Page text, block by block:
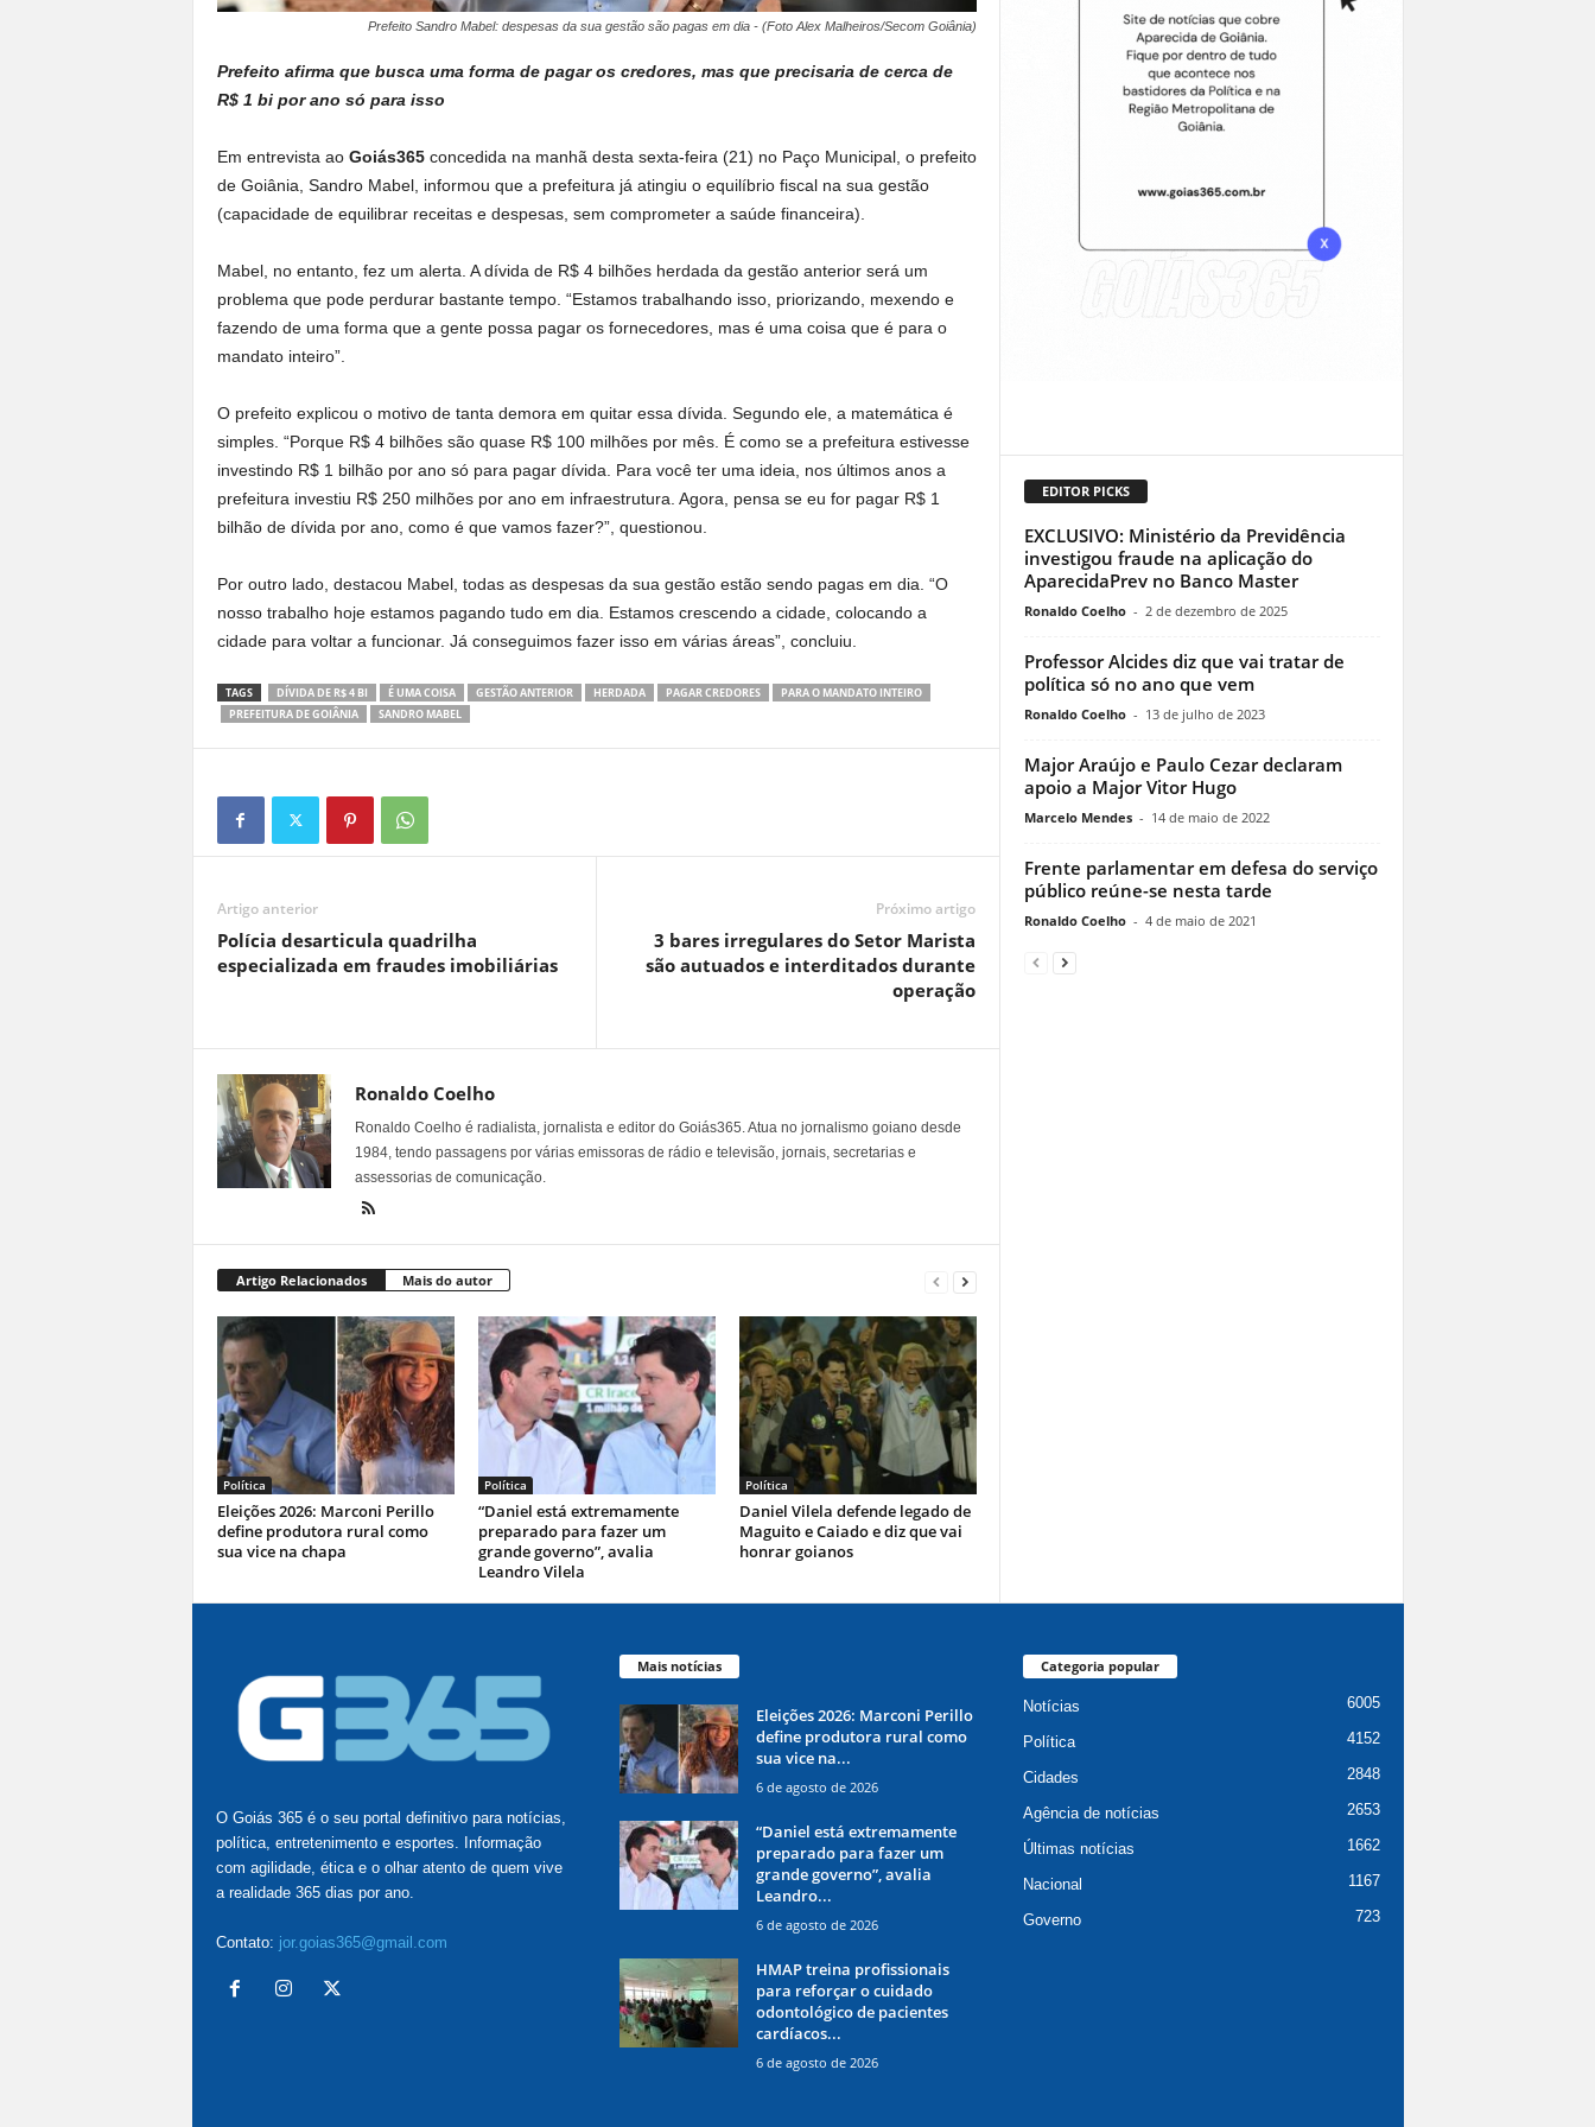
Prefeito Sandro Mabel: despesas da sua gestão são pagas em dia - (Foto Alex Malheiros/Secom Goiânia)
Prefeito afirma que busca uma forma de pagar os credores, mas que precisaria de cerca de
R$ 1 bi por ano só para isso
Em entrevista ao Goiás365concedida na manhã desta sexta-feira (21) no Paço Municipal, o prefeito
de Goiânia, Sandro Mabel, informou que a prefeitura já atingiu o equilíbrio fiscal na sua gestão
(capacidade de equilibrar receitas e despesas, sem comprometer a saúde financeira).
Mabel, no entanto, fez um alerta. A dívida de R$ 4 bilhões herdada da gestão anterior será um
problema que pode perdurar bastante tempo. “Estamos trabalhando isso, priorizando, mexendo e
fazendo de uma forma que a gente possa pagar os fornecedores, mas é uma coisa que é para o
mandato inteiro”.
O prefeito explicou o motivo de tanta demora em quitar essa dívida. Segundo ele, a matemática é
simples. “Porque R$ 4 bilhões são quase R$ 100 milhões por mês. É como se a prefeitura estivesse
investindo R$ 1 bilhão por ano só para pagar dívida. Para você ter uma ideia, nos últimos anos a
prefeitura investiu R$ 250 milhões por ano em infraestrutura. Agora, pensa se eu for pagar R$ 1
bilhão de dívida por ano, como é que vamos fazer?”, questionou.
Por outro lado, destacou Mabel, todas as despesas da sua gestão estão sendo pagas em dia. “O
nosso trabalho hoje estamos pagando tudo em dia. Estamos crescendo a cidade, colocando a
cidade para voltar a funcionar. Já conseguimos fazer isso em várias áreas”, concluiu.
TAGS DÍVIDA DE R$ 4 BI É UMA COISA GESTÃO ANTERIOR HERDADA PAGAR CREDORES
PARA O MANDATO INTEIRO
PREFEITURA DE GOIÂNIA
SANDRO MABEL
Artigo anterior
Polícia desarticula quadrilha
especializada em fraudes imobiliárias
Próximo artigo
3 bares irregulares do Setor Marista
são autuados e interditados durante
operação
Ronaldo Coelho
Ronaldo Coelho é radialista, jornalista e editor do Goiás365. Atua no jornalismo goiano desde
1984, tendo passagens por várias emissoras de rádio e televisão, jornais, secretarias e
assessorias de comunicação.
Artigo Relacionados Mais do autor
Política
Eleições 2026: Marconi Perillo
define produtora rural como
sua vice na chapa
Política
“Daniel está extremamente
preparado para fazer um
grande governo”, avalia
Leandro Vilela
Política
Daniel Vilela defende legado de
Maguito e Caiado e diz que vai
honrar goianos
EDITOR PICKS
EXCLUSIVO: Ministério da Previdência
investigou fraude na aplicação do
AparecidaPrev no Banco Master
Ronaldo Coelho - 2 de dezembro de 2025
Professor Alcides diz que vai tratar de
política só no ano que vem
Ronaldo Coelho - 13 de julho de 2023
Major Araújo e Paulo Cezar declaram
apoio a Major Vitor Hugo
Marcelo Mendes - 14 de maio de 2022
Frente parlamentar em defesa do serviço
público reúne-se nesta tarde
Ronaldo Coelho - 4 de maio de 2021
O Goiás 365 é o seu portal definitivo para notícias,
política, entretenimento e esportes. Informação
com agilidade, ética e o olhar atento de quem vive
a realidade 365 dias por ano.
Contato: jor.goias365@gmail.com
Mais notícias
Eleições 2026: Marconi Perillo
define produtora rural como
sua vice na...
6 de agosto de 2026
“Daniel está extremamente
preparado para fazer um
grande governo”, avalia
Leandro...
6 de agosto de 2026
HMAP treina profissionais
para reforçar o cuidado
odontológico de pacientes
cardíacos...
6 de agosto de 2026
Categoria popular
Notícias 6005
Política 4152
Cidades 2848
Agência de notícias 2653
Últimas notícias 1662
Nacional 1167
Governo 723